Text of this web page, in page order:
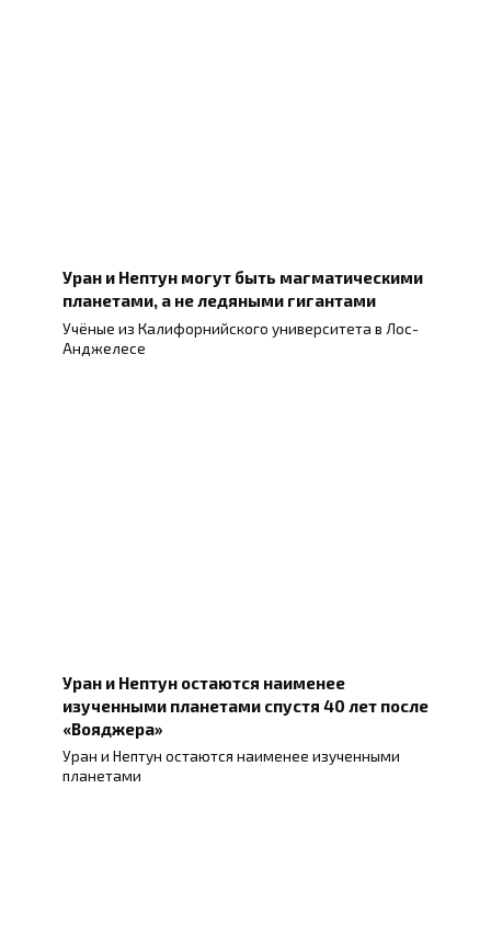
Уран и Нептун могут быть магматическими
планетами, а не ледяными гигантами
Учёные из Калифорнийского университета в Лос-
Анджелесе
Уран и Нептун остаются наименее
изученными планетами спустя 40 лет после
«Вояджера»
Уран и Нептун остаются наименее изученными
планетами